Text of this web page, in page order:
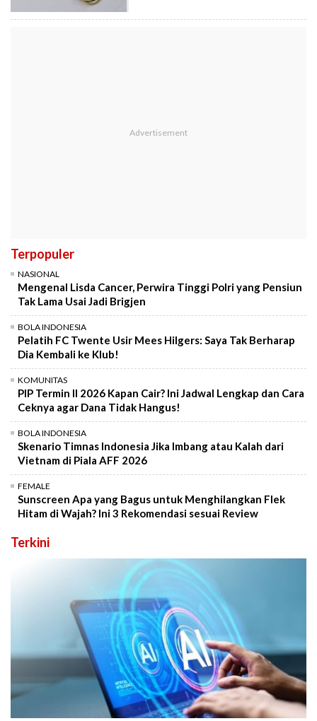
Terpopuler
NASIONAL
Mengenal Lisda Cancer, Perwira Tinggi Polri yang Pensiun
Tak Lama Usai Jadi Brigjen
BOLA INDONESIA
Pelatih FC Twente Usir Mees Hilgers: Saya Tak Berharap
Dia Kembali ke Klub!
KOMUNITAS
PIP Termin II 2026 Kapan Cair? Ini Jadwal Lengkap dan Cara
Ceknya agar Dana Tidak Hangus!
BOLA INDONESIA
Skenario Timnas Indonesia Jika Imbang atau Kalah dari
Vietnam di Piala AFF 2026
FEMALE
Sunscreen Apa yang Bagus untuk Menghilangkan Flek
Hitam di Wajah? Ini 3 Rekomendasi sesuai Review
Terkini